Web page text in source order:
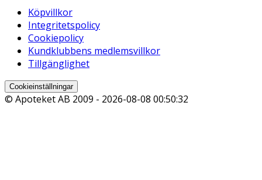
Köpvillkor
Integritetspolicy
Cookiepolicy
Kundklubbens medlemsvillkor
Tillgänglighet
Cookieinställningar
© Apoteket AB 2009 - 2026-08-08 00:50:32